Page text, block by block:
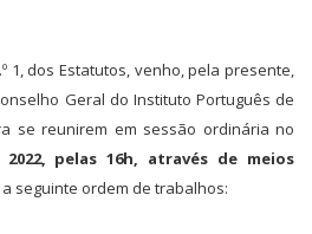
1, dos Estatutos, venho, pela presente,
Geral do Instituto Português de
se reunirem em sessão ordinária no
pelas 16h, através de meios
a seguinte ordem de trabalhos: